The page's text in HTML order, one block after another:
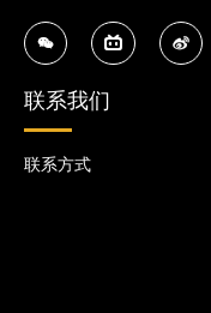
联系我们
联系方式